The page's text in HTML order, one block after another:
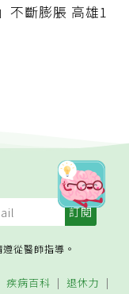
不斷膨脹 高雄1
從醫師指導。
疾病百科 退休力